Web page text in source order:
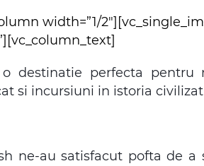
width=”1/
destinatie perfecta
si incursiuni in istoria
ne-au satisfacut pofta de